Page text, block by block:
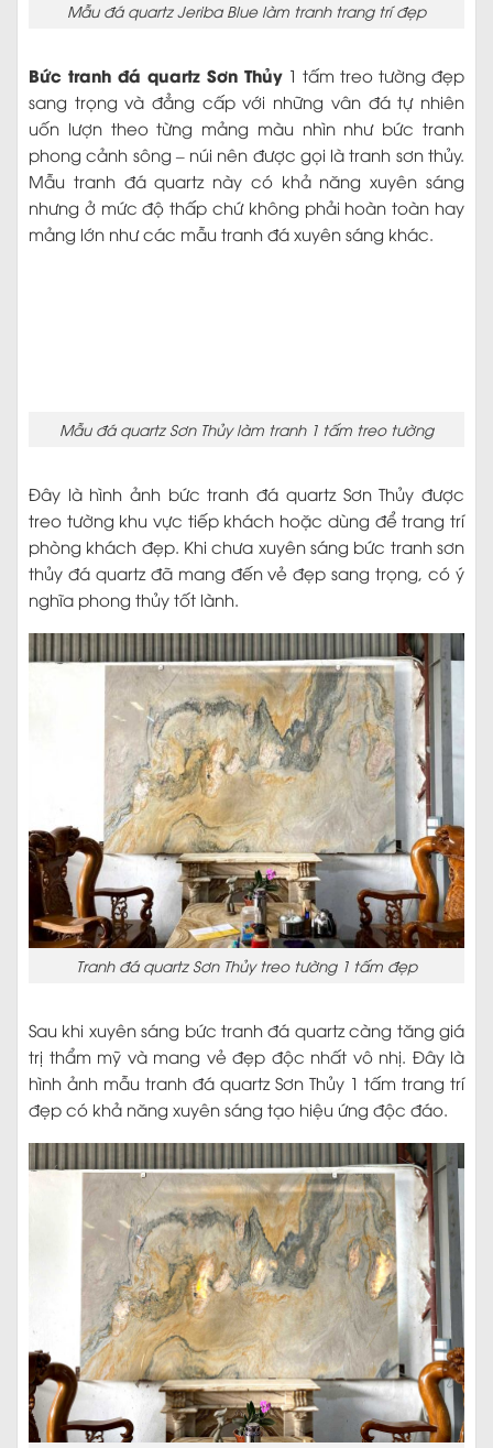
Mẫu đá quartz Jeriba Blue làm tranh trang trí đẹp
Bức tranh đá quartz Sơn Thủy 1 tấm treo tường đẹp
sang trọng và đẳng cấp với những vân đá tự nhiên
uốn lượn theo từng mảng màu nhìn như bức tranh
phong cảnh sông – núi nên được gọi là tranh sơn thủy.
Mẫu tranh đá quartz này có khả năng xuyên sáng
nhưng ở mức độ thấp chứ không phải hoàn toàn hay
mảng lớn như các mẫu tranh đá xuyên sáng khác.
Mẫu đá quartz Sơn Thủy làm tranh 1 tấm treo tường
Đây là hình ảnh bức tranh đá quartz Sơn Thủy được
treo tường khu vực tiếp khách hoặc dùng để trang trí
phòng khách đẹp. Khi chưa xuyên sáng bức tranh sơn
thủy đá quartz đã mang đến vẻ đẹp sang trọng, có ý
nghĩa phong thủy tốt lành.
Tranh đá quartz Sơn Thủy treo tường 1 tấm đẹp
Sau khi xuyên sáng bức tranh đá quartz càng tăng giá
trị thẩm mỹ và mang vẻ đẹp độc nhất vô nhị. Đây là
hình ảnh mẫu tranh đá quartz Sơn Thủy 1 tấm trang trí
đẹp có khả năng xuyên sáng tạo hiệu ứng độc đáo.